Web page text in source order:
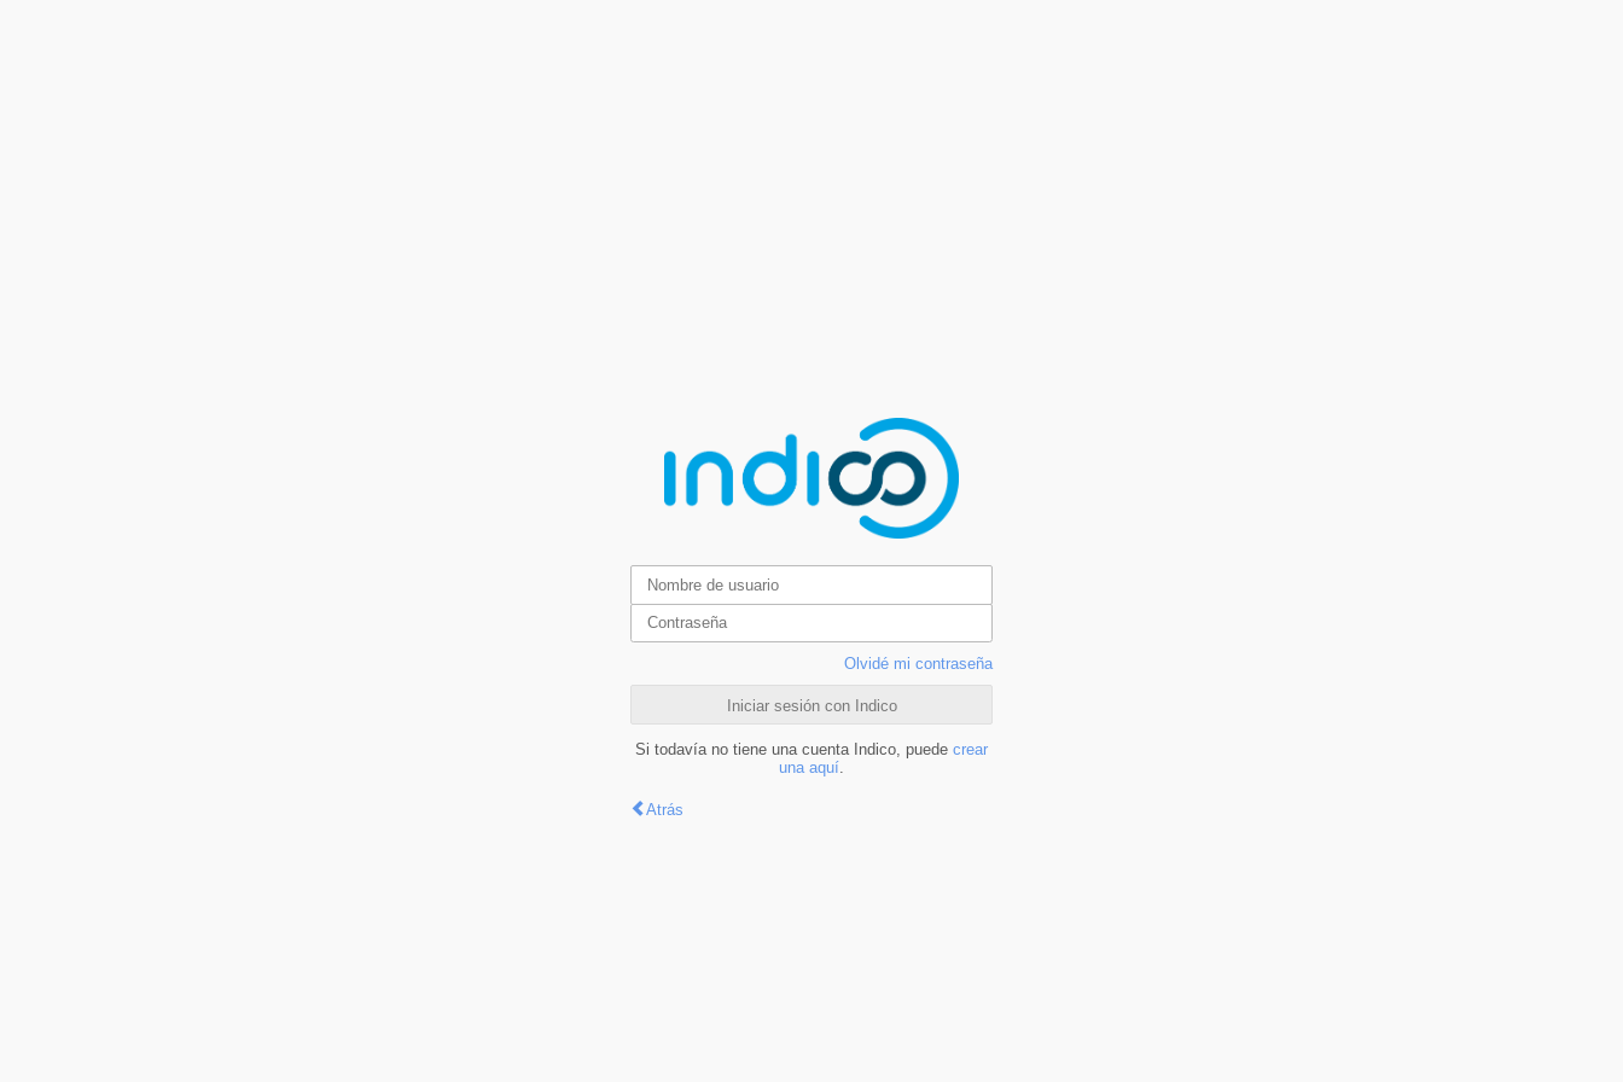
Olvidé mi contraseña
Iniciar sesión con Indico
Si todavía no tiene una cuenta Indico, puede crear
una aquí
Atrás